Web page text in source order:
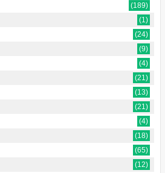
(189)
(1)
(24)
(9)
(4)
(21)
(13)
(21)
(4)
(18)
(65)
(12)